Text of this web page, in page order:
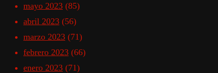
mayo 2023 (85)
abril 2023 (56)
marzo 2023 (71)
febrero 2023 (66)
enero 2023 (71)